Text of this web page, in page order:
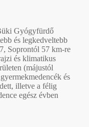
Gyógyfürdő
és legkedveltebb
Soprontól 57 km-re
és klimatikus
(májustól
és
illetve a félig
egész évben